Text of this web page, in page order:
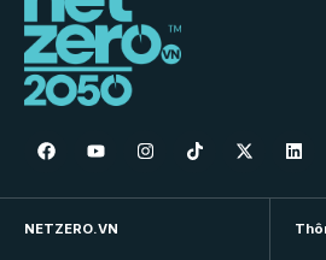
NETZERO.VN